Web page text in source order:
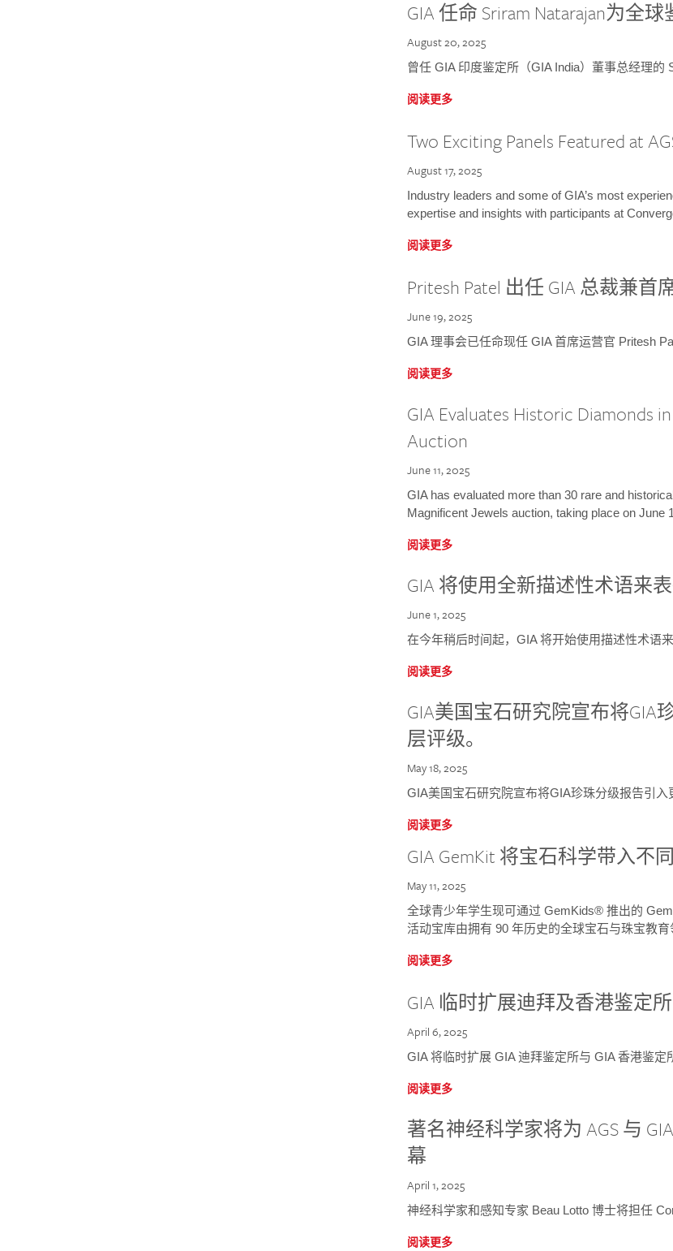
GIA 任命 Sriram Natarajan为全
August 20, 2025
曾任 GIA 印度鉴定所（GIA India）董事总经理的
阅读更多
Two Exciting Panels Featured at
August 17, 2025
Industry leaders and some of GIA’s most
expertise and insights with participants at
阅读更多
Pritesh Patel 出任 GIA 总裁兼首
June 19, 2025
GIA 理事会已任命现任 GIA 首席运营官 Pritesh
阅读更多
GIA Evaluates Historic Diamonds
Auction
June 11, 2025
GIA has evaluated more than 30 rare and
Magnificent Jewels auction, taking place on June
阅读更多
GIA 将使用全新描述性术语来
June 1, 2025
在今年稍后时间起，GIA 将开始使用描述性术语
阅读更多
GIA美国宝石研究院宣布将
层评级。
May 18, 2025
GIA美国宝石研究院宣布将GIA珍珠分级报告引入
阅读更多
GIA GemKit 将宝石科学带入不
May 11, 2025
全球青少年学生现可通过 GemKids® 推出的
活动宝库由拥有 90 年历史的全球宝石与珠宝教
阅读更多
GIA 临时扩展迪拜及香港鉴定
April 6, 2025
GIA 将临时扩展 GIA 迪拜鉴定所与 GIA 香港鉴定
阅读更多
著名神经科学家将为 AGS 与
幕
April 1, 2025
神经科学家和感知专家 Beau Lotto 博士将担任
阅读更多